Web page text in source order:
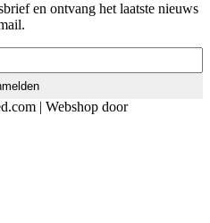
en ontvang het laatste nieuws
| Webshop door